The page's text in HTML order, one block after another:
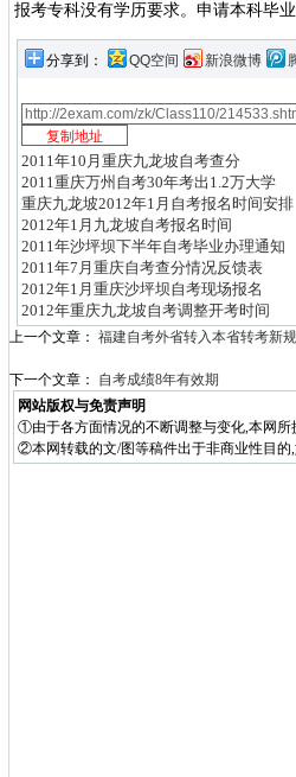
报考专科没有学历要求。申请本科毕
分享到： QQ空间 新浪微博
2011年10月重庆九龙坡自考查分
2011重庆万州自考30年考出1.2万大学
重庆九龙坡2012年1月自考报名时间安排
2012年1月九龙坡自考报名时间
2011年沙坪坝下半年自考毕业办理通知
2011年7月重庆自考查分情况反馈表
2012年1月重庆沙坪坝自考现场报名
2012年重庆九龙坡自考调整开考时间
上一个文章： 福建自考外省转入本省转考新
下一个文章：
自考成绩8年有效期
网站版权与免责声明
①由于各方面情况的不断调整与变化,本网
②本网转载的文/图等稿件出于非商业性目